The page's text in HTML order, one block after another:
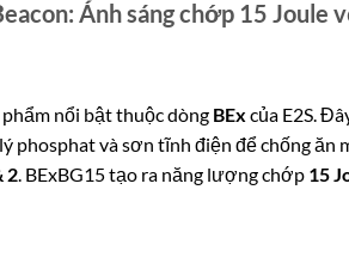
Ánh sáng chớp 15 Joule
nổi bật thuộc dòng BEx của E2S.
phosphat và sơn tĩnh điện để chống ăn
2 BExBG15 tạo ra năng lượng chớp 15